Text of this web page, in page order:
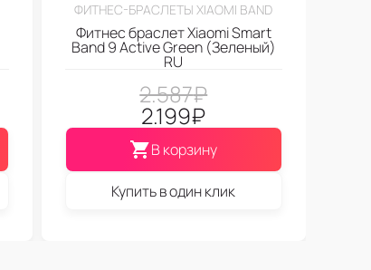
ФИТНЕС-БРАСЛЕТЫ XIAOMI BAND
Фитнес браслет Xiaomi Smart
Band 9 Active Green (Зеленый)
RU
2.587₽
2.199₽
В корзину
Купить в один клик